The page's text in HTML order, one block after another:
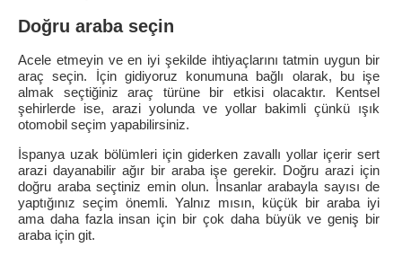
Doğru araba seçin
Acele etmeyin ve en iyi şekilde ihtiyaçlarını tatmin uygun bir
araç seçin. İçin gidiyoruz konumuna bağlı olarak, bu işe
almak seçtiğiniz araç türüne bir etkisi olacaktır. Kentsel
şehirlerde ise, arazi yolunda ve yollar bakimli çünkü ışık
otomobil seçim yapabilirsiniz.
İspanya uzak bölümleri için giderken zavallı yollar içerir sert
arazi dayanabilir ağır bir araba işe gerekir. Doğru arazi için
doğru araba seçtiniz emin olun. İnsanlar arabayla sayısı de
yaptığınız seçim önemli. Yalnız mısın, küçük bir araba iyi
ama daha fazla insan için bir çok daha büyük ve geniş bir
araba için git.